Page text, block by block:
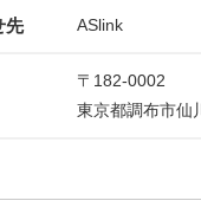
先 ASlink
〒182-0002
東京都調布市仙